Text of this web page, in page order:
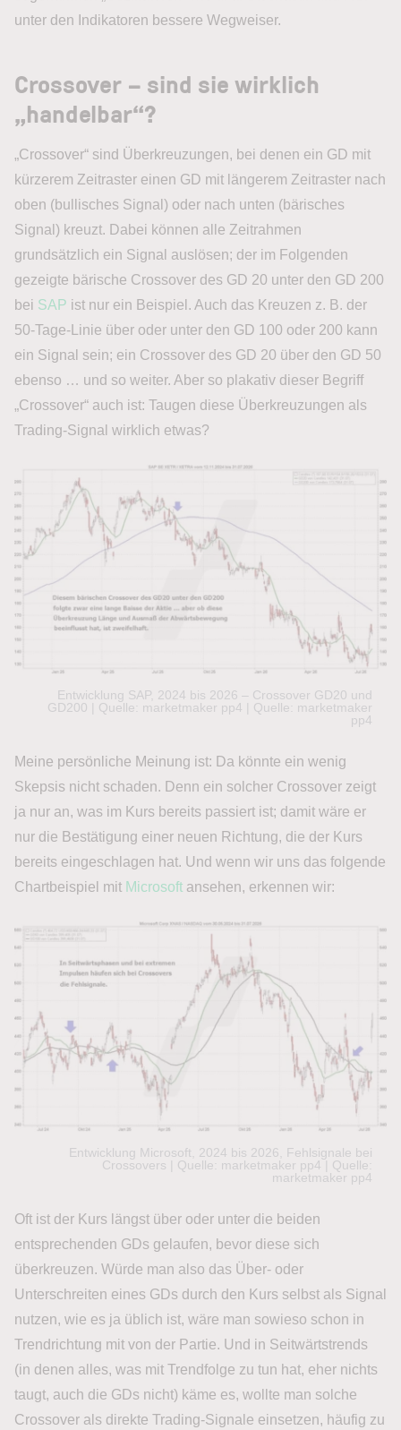
unter den Indikatoren bessere Wegweiser.
Crossover – sind sie wirklich
„handelbar“?
„Crossover“ sind Überkreuzungen, bei denen ein GD mit
kürzerem Zeitraster einen GD mit längerem Zeitraster nach
oben (bullisches Signal) oder nach unten (bärisches
Signal) kreuzt. Dabei können alle Zeitrahmen
grundsätzlich ein Signal auslösen; der im Folgenden
gezeigte bärische Crossover des GD 20 unter den GD 200
bei SAP ist nur ein Beispiel. Auch das Kreuzen z. B. der
50-Tage-Linie über oder unter den GD 100 oder 200 kann
ein Signal sein; ein Crossover des GD 20 über den GD 50
ebenso … und so weiter. Aber so plakativ dieser Begriff
„Crossover“ auch ist: Taugen diese Überkreuzungen als
Trading-Signal wirklich etwas?
Entwicklung SAP, 2024 bis 2026 – Crossover GD20 und
GD200 | Quelle: marketmaker pp4 | Quelle: marketmaker
pp4
Meine persönliche Meinung ist: Da könnte ein wenig
Skepsis nicht schaden. Denn ein solcher Crossover zeigt
ja nur an, was im Kurs bereits passiert ist; damit wäre er
nur die Bestätigung einer neuen Richtung, die der Kurs
bereits eingeschlagen hat. Und wenn wir uns das folgende
Chartbeispiel mit Microsoft ansehen, erkennen wir:
Entwicklung Microsoft, 2024 bis 2026, Fehlsignale bei
Crossovers | Quelle: marketmaker pp4 | Quelle:
marketmaker pp4
Oft ist der Kurs längst über oder unter die beiden
entsprechenden GDs gelaufen, bevor diese sich
überkreuzen. Würde man also das Über- oder
Unterschreiten eines GDs durch den Kurs selbst als Signal
nutzen, wie es ja üblich ist, wäre man sowieso schon in
Trendrichtung mit von der Partie. Und in Seitwärtstrends
(in denen alles, was mit Trendfolge zu tun hat, eher nichts
taugt, auch die GDs nicht) käme es, wollte man solche
Crossover als direkte Trading-Signale einsetzen, häufig zu